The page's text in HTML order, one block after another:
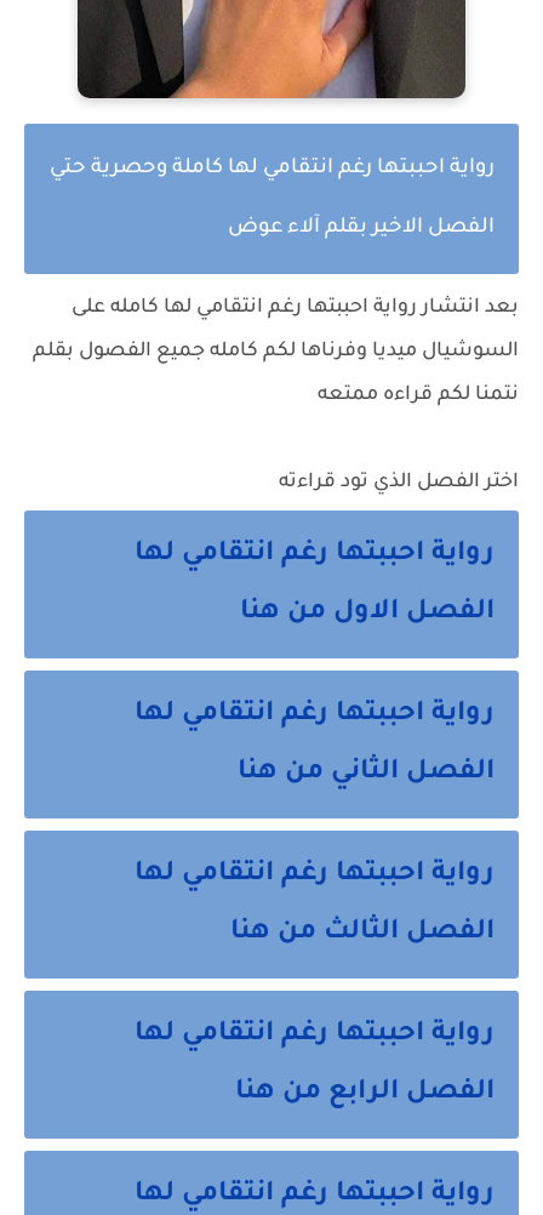
رواية احببتها رغم انتقامي لها كاملة وحصرية حتي
الفصل الاخير بقلم آلاء عوض
بعد انتشار رواية احببتها رغم انتقامي لها كامله على
السوشيال ميديا وفرناها لكم كامله جميع الفصول بقلم
نتمنا لكم قراءه ممتعه
اختر الفصل الذي تود قراءته
رواية احببتها رغم انتقامي لها
الفصل الاول من هنا
رواية احببتها رغم انتقامي لها
الفصل الثاني من هنا
رواية احببتها رغم انتقامي لها
الفصل الثالث من هنا
رواية احببتها رغم انتقامي لها
الفصل الرابع من هنا
رواية احببتها رغم انتقامي لها